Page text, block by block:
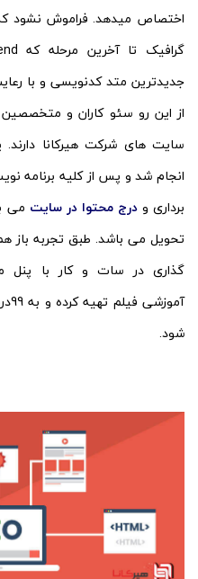
اختصاص میدهد. فراموش نشود
جدیدترین متد کدنویسی و با
از این رو سئو کاران و
سایت های شرکت هیرکانا دارند.
انجام شد و پس از کلیه برنامه
برداری ودرج محتوا در سایت می
گذاری در سات و کار با پنل
شود.